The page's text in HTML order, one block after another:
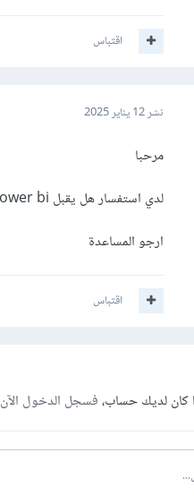
اقتباس
نشر12 يناير 2025
مرحبا
لدي استفسار هل يقبل power bi التشغيل في windows 11 pro لقد حاولت تحميله ولكن يفشل
ارجو المساعدة
اقتباس
كان لديك حساب،فسجل الدخول الآن